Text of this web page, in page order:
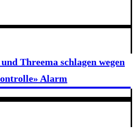
Threema schlagen wegen
Alarm